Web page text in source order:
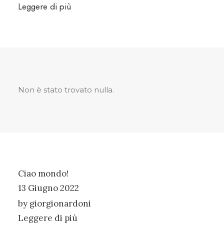
Leggere di più
Non è stato trovato nulla.
Ciao mondo!
13 Giugno 2022
by giorgionardoni
Leggere di più